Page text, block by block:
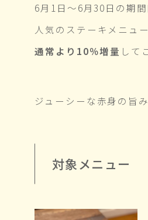
6月1日～6月30日の期間
人気のステーキメニュ
通常より10％増量 して
ジューシーな赤身の旨
対象メニュー